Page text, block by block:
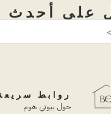
على أحدث
روابط
حول بيوتي هوم